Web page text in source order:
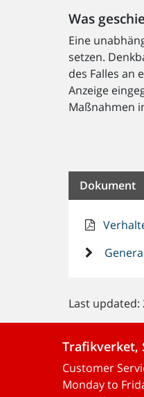
Was
Eine
setzen.
des Falles an
Anzeige
Maßnahmen
Dokument
Last updated:
Trafikverket,
Customer
Monday to